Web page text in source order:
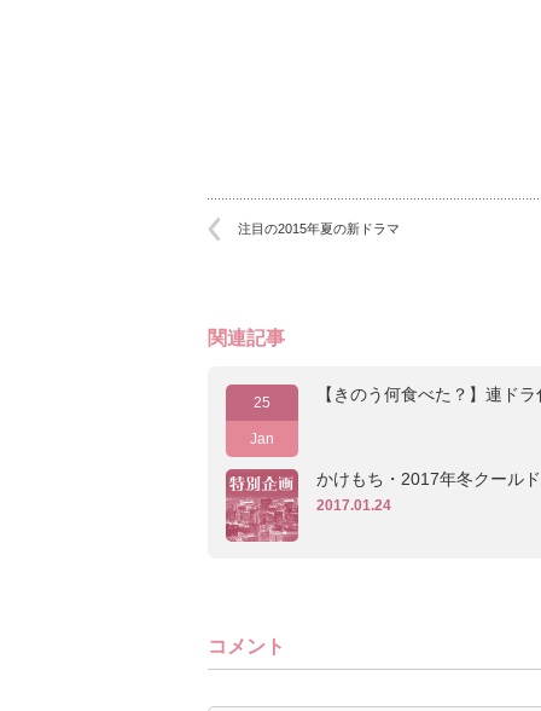
注目の2015年夏の新ドラマ
関連記事
25
Jan
【きのう何食べた？】連ドラ
かけもち・2017年冬クール
2017.01.24
コメント